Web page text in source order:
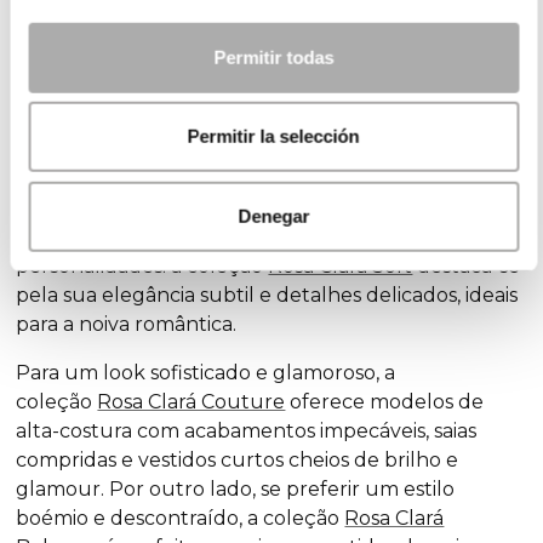
Permitir todas
Permitir la selección
Denegar
concebemos vestidos de noiva a pensar na
diversidade de noivas e estilos, para que cada noiva
Descubra as nossas coleções exclusivas de vestidos
personalidades: a coleçãoRosa Clará Softdestaca-se
pela sua elegância subtil e detalhes delicados, ideais
para a noiva romântica.
Para um look sofisticado e glamoroso, a
coleção Rosa Clará Couture oferece modelos de
alta-costura com acabamentos impecáveis, saias
compridas e vestidos curtos cheios de brilho e
glamour. Por outro lado, se preferir um estilo
boémio e descontraído, a coleção Rosa Clará